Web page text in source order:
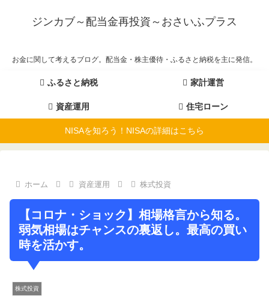
ジンカブ～配当金再投資～おさいふプラス
お金に関して考えるブログ。配当金・株主優待・ふるさと納税を主に発信。
ふるさと納税 家計運営
資産運用 住宅ローン
NISAを知ろう！NISAの詳細はこちら
ホーム 資産運用 株式投資
【コロナ・ショック】相場格言から知る。
弱気相場はチャンスの裏返し。最高の買い
時を活かす。
株式投資